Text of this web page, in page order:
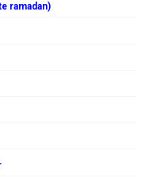
ramadan)